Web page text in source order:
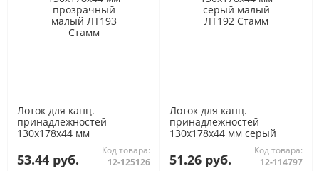
Лоток для канц.
принадлежностей
130х178х44 мм
прозрачный малый ЛТ193
Стамм
53.44 руб.
Код товара:
12-125126
Лоток для канц.
принадлежностей
130х178х44 мм серый
малый ЛТ192 Стамм
51.26 руб.
Код товара:
12-114797